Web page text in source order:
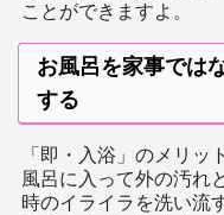
ことができますよ。
お風呂を家事では
する
「即・入浴」のメリ
風呂に入って外の汚れ
時のイライラを洗い流